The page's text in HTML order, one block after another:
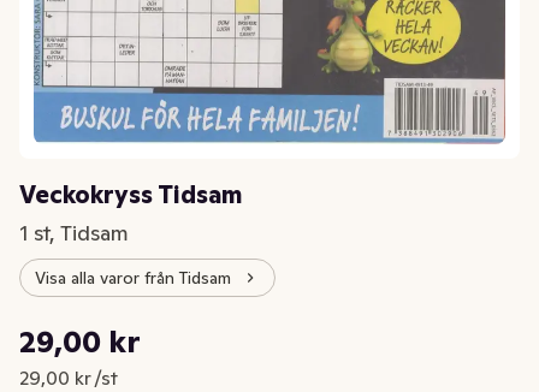
Veckokryss Tidsam
1 st, Tidsam
Visa alla varor från Tidsam
Nuvarande pris är: 29,00 kr
29,00 kr
29,00 kr /st
Styckpris: 29,00 kr /st